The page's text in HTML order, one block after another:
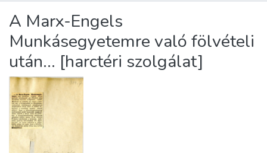
About us
A Marx-Engels
Munkásegyetemre való fölvételi
után… [harctéri szolgálat]